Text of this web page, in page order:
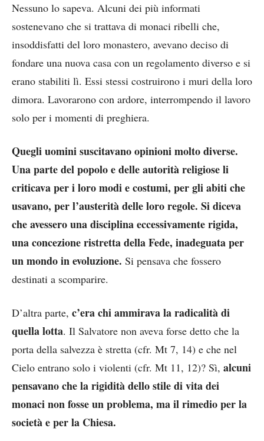
Nessuno lo sapeva. Alcuni dei più informati
sostenevano che si trattava di monaci ribelli che,
insoddisfatti del loro monastero, avevano deciso di
fondare una nuova casa con un regolamento diverso e si
erano stabiliti lì. Essi stessi costruirono i muri della loro
dimora. Lavorarono con ardore, interrompendo il lavoro
solo per i momenti di preghiera.
Quegli uomini suscitavano opinioni molto diverse.
Una parte del popolo e delle autorità religiose li
criticava per i loro modi e costumi, per gli abiti che
usavano, per l’austerità delle loro regole. Si diceva
che avessero una disciplina eccessivamente rigida,
una concezione ristretta della Fede, inadeguata per
un mondo in evoluzione. Si pensava che fossero
destinati a scomparire.
D’altra parte, c’era chi ammirava la radicalità di
quella lotta. Il Salvatore non aveva forse detto che la
porta della salvezza è stretta (cfr. Mt 7, 14) e che nel
Cielo entrano solo i violenti (cfr. Mt 11, 12)? Sì, alcuni
pensavano che la rigidità dello stile di vita dei
monaci non fosse un problema, ma il rimedio per la
società e per la Chiesa.